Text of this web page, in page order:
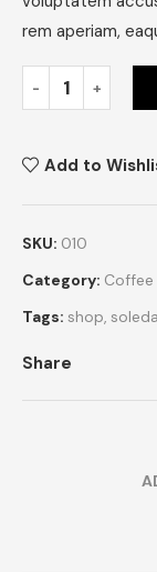
rem aperiam,
Add to
SKU: 010
Category: Coffee
Tags: shop,
Share